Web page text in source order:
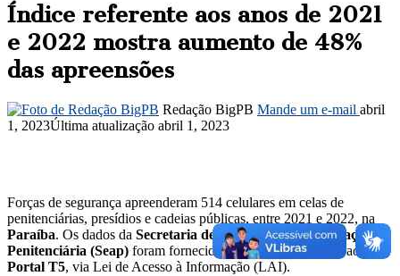
Índice referente aos anos de 2021
e 2022 mostra aumento de 48%
das apreensões
Redação BigPB Mande um e-mail abril
1, 2023Última atualização abril 1, 2023
Forças de segurança apreenderam 514 celulares em celas de
penitenciárias, presídios e cadeias públicas, entre 2021 e 2022, na
Paraíba. Os dados da Secretaria de Estado da Administração
Penitenciária (Seap) foram fornecidos, com exclusividade, ao
Portal T5, via Lei de Acesso à Informação (LAI).